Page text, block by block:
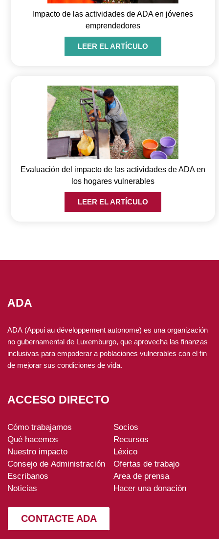
Impacto de las actividades de ADA en jóvenes
emprendedores
LEER EL ARTÍCULO
Evaluación del impacto de las actividades de ADA en
los hogares vulnerables
LEER EL ARTÍCULO
ADA
ADA (Appui au développement autonome) es una organización
no gubernamental de Luxemburgo, que aprovecha las finanzas
inclusivas para empoderar a poblaciones vulnerables con el fin
de mejorar sus condiciones de vida.
ACCESO DIRECTO
ADA-
footer
Cómo trabajamos
Qué hacemos
Nuestro impacto
Consejo de Administración
Escribanos
Noticias
Socios
Recursos
Léxico
Ofertas de trabajo
Area de prensa
Hacer una donación
CONTACTE ADA